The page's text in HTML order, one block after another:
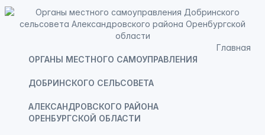
ОРГАНЫ МЕСТНОГО САМОУПРАВЛЕНИЯ
ДОБРИНСКОГО СЕЛЬСОВЕТА
АЛЕКСАНДРОВСКОГО РАЙОНА
ОРЕНБУРГСКОЙ ОБЛАСТИ
Главная